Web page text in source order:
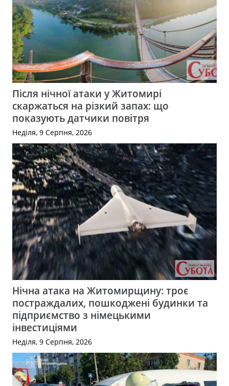
Після нічної атаки у Житомирі
скаржаться на різкий запах: що
показують датчики повітря
Неділя, 9 Серпня, 2026
Нічна атака на Житомирщину: троє
постраждалих, пошкоджені будинки та
підприємство з німецькими
інвестиціями
Неділя, 9 Серпня, 2026